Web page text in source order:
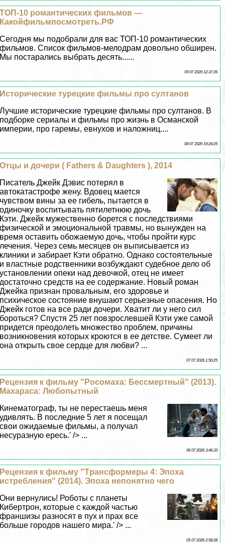
ТОП-10 романтических фильмов —
Какойфильмпосмотреть.РФ
Сегодня мы подобрали для вас ТОП-10 романтических
фильмов. Список фильмов-мелодрам довольно обширен.
Мы постарались выбрать десять......
09 07 2026 12:37:26
Исторические турецкие фильмы про султанов
Лучшие исторические турецкие фильмы про султанов. В
подборке сериалы и фильмы про жизнь в Османской
империи, про гаремы, евнухов и наложниц....
08 07 2026 19:24:25
Отцы и дочери ( Fathers & Daughters ), 2014
Писатель Джейк Дэвис потерял в
автокатастрофе жену. Вдовец мается
чувством вины за ее гибель, пытается в
одиночку воспитывать пятилетнюю дочь
Кэти. Джейк мужественно борется с последствиями
физической и эмоциональной травмы, но вынужден на
время оставить обожаемую дочь, чтобы пройти курс
лечения. Через семь месяцев он выписывается из
клиники и забирает Кэти обратно. Однако состоятельные
и властные родственники возбуждают судебное дело об
установлении опеки над дeвoчкой, отец не имеет
достаточно средств на ее содержание. Новый роман
Джейка признан провальным, его здоровье и
психическое состояние внушают серьезные опасения. Но
Джейк готов на все ради дочери. Хватит ли у него сил
бороться? Спустя 25 лет повзрослевшей Кэти уже самой
придется преодолеть множество проблем, причины
возникновения которых кроются в ее детстве. Сумеет ли
она открыть свое сердце для любви? ...
07 07 2026 1:50:25
Рецензия к фильму "Росомаха: Бесcмepтный" (2013).
Махараса: Любопытный
Кинематограф, ты не перестаешь меня
удивлять. В последние 5 лет я посещал
свои ожидаемые фильмы, а получал
несуразную ересь.' /> ...
06 07 2026 3:46:33
Рецензия к фильму "Tрaнcформеры 4: Эпоха
истрeбления" (2014). Эпоха непонятно чего
Они вернулись! Роботы с планеты
Кибертрон, которые с каждой частью
франшизы разносят в пух и прах все
больше городов нашего мира.' /> ...
05 07 2026 2:58:28